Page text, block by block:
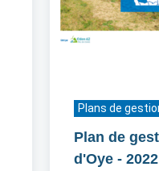
Plans de
Plan de
d'Oye - 2022